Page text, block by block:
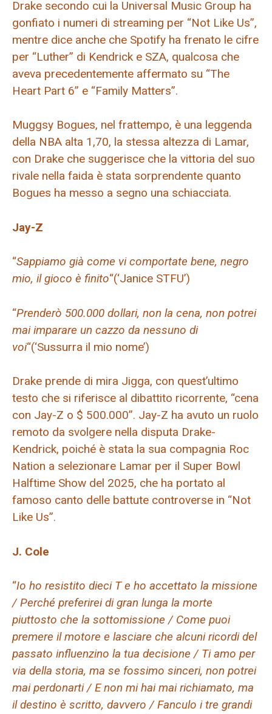
Drake secondo cui la Universal Music Group ha
gonfiato i numeri di streaming per “Not Like Us”,
mentre dice anche che Spotify ha frenato le cifre
per “Luther” di Kendrick e SZA, qualcosa che
aveva precedentemente affermato su “The
Heart Part 6” e “Family Matters”.
Muggsy Bogues, nel frattempo, è una leggenda
della NBA alta 1,70, la stessa altezza di Lamar,
con Drake che suggerisce che la vittoria del suo
rivale nella faida è stata sorprendente quanto
Bogues ha messo a segno una schiacciata.
Jay-Z
“Sappiamo già come vi comportate bene, negro
mio, il gioco è finito“(‘Janice STFU’)
“Prenderò 500.000 dollari, non la cena, non potrei
mai imparare un cazzo da nessuno di
voi“(‘Sussurra il mio nome’)
Drake prende di mira Jigga, con quest’ultimo
testo che si riferisce al dibattito ricorrente, “cena
con Jay-Z o $ 500.000”. Jay-Z ha avuto un ruolo
remoto da svolgere nella disputa Drake-
Kendrick, poiché è stata la sua compagnia Roc
Nation a selezionare Lamar per il Super Bowl
Halftime Show del 2025, che ha portato al
famoso canto delle battute controverse in “Not
Like Us”.
J. Cole
“Io ho resistito dieci T e ho accettato la missione
/ Perché preferirei di gran lunga la morte
piuttosto che la sottomissione / Come puoi
premere il motore e lasciare che alcuni ricordi del
passato influenzino la tua decisione / Ti amo per
via della storia, ma se fossimo sinceri, non potrei
mai perdonarti / E non mi hai mai richiamato, ma
il destino è scritto, davvero / Fanculo i tre grandi